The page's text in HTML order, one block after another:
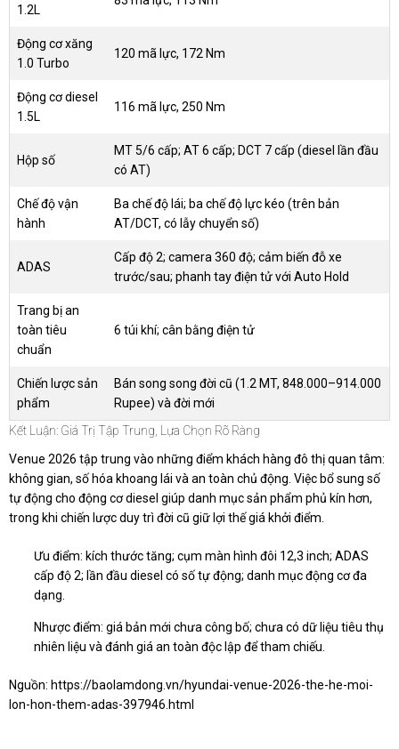
1.2L
Động cơ xăng
1.0 Turbo
120 mã lực, 172 Nm
Động cơ diesel
1.5L
116 mã lực, 250 Nm
Hộp số
MT 5/6 cấp; AT 6 cấp; DCT 7 cấp (diesel lần đầu
có AT)
Chế độ vận
hành
Ba chế độ lái; ba chế độ lực kéo (trên bản
AT/DCT, có lẫy chuyển số)
ADAS
Cấp độ 2; camera 360 độ; cảm biến đỗ xe
trước/sau; phanh tay điện tử với Auto Hold
Trang bị an
toàn tiêu
chuẩn
6 túi khí; cân bằng điện tử
Chiến lược sản
phẩm
Bán song song đời cũ (1.2 MT, 848.000–914.000
Rupee) và đời mới
Kết Luận: Giá Trị Tập Trung, Lựa Chọn Rõ Ràng
Venue 2026 tập trung vào những điểm khách hàng đô thị quan tâm:
không gian, số hóa khoang lái và an toàn chủ động. Việc bổ sung số
tự động cho động cơ diesel giúp danh mục sản phẩm phủ kín hơn,
trong khi chiến lược duy trì đời cũ giữ lợi thế giá khởi điểm.
Ưu điểm: kích thước tăng; cụm màn hình đôi 12,3 inch; ADAS
cấp độ 2; lần đầu diesel có số tự động; danh mục động cơ đa
dạng.
Nhược điểm: giá bản mới chưa công bố; chưa có dữ liệu tiêu thụ
nhiên liệu và đánh giá an toàn độc lập để tham chiếu.
Nguồn: https://baolamdong.vn/hyundai-venue-2026-the-he-moi-
lon-hon-them-adas-397946.html